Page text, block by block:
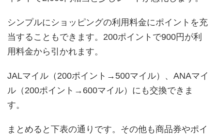
シンプルにショッピングの利用料金にポイントを充
当することもできます。200ポイントで900円が利
用料金から引かれます。
JALマイル（200ポイント→500マイル）、ANAマイ
ル（200ポイント→600マイル）にも交換できま
す。
まとめると下表の通りです。その他も商品券やポイ